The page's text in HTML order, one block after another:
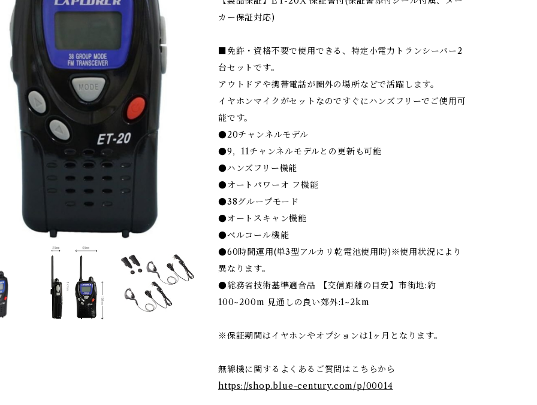
カー保証対応)
■免許・資格不要で使用できる、特定小電力トランシーバー2
台セットです。
アウトドアや携帯電話が圏外の場所などで活躍します。
イヤホンマイクがセットなのですぐにハンズフリーでご使用可
能です。
●20チャンネルモデル
●9，11チャンネルモデルとの更新も可能
●ハンズフリー機能
●オートパワーオ フ機能
●38グループモード
●オートスキャン機能
●ベルコール機能
●60時間運用(単3型アルカリ乾電池使用時)※使用状況により
異なります。
●総務省技術基準適合品 【交信距離の目安】市街地:約
100~200m 見通しの良い郊外:1~2km
※保証期間はイヤホンやオプションは1ヶ月となります。
無線機に関するよくあるご質問はこちらから
https://shop.blue-century.com/p/00014